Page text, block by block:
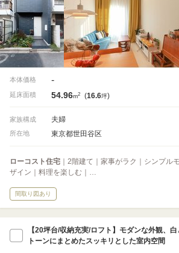
本体価格 -
延床面積 54.96m2 (16.6坪)
家族構成 夫婦
所在地 東京都世田谷区
ローコスト住宅 ｜2階建て｜家事がラク｜シンプル
ザイン｜料理を楽しむ｜…
間取り図あり
【20坪台/収納充実/ロフト】モダンな外観、
トーンにまとめたスッキリとした室内空間